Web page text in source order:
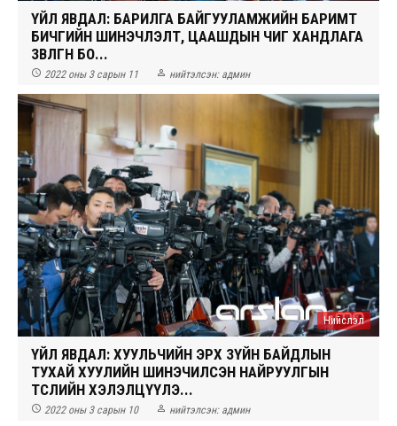
ҮЙЛ ЯВДАЛ: БАРИЛГА БАЙГУУЛАМЖИЙН БАРИМТ
БИЧГИЙН ШИНЭЧЛЭЛТ, ЦААШДЫН ЧИГ ХАНДЛАГА
ЗӨВЛӨГӨӨН БО...
 2022 оны 3 сарын 11  нийтэлсэн: админ
Нийслэл
ҮЙЛ ЯВДАЛ: ХУУЛЬЧИЙН ЭРХ ЗҮЙН БАЙДЛЫН
ТУХАЙ ХУУЛИЙН ШИНЭЧИЛСЭН НАЙРУУЛГЫН
ТӨСЛИЙН ХЭЛЭЛЦҮҮЛЭ...
 2022 оны 3 сарын 10  нийтэлсэн: админ